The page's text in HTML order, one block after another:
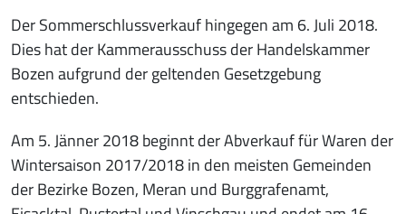
Der Sommerschlussverkauf hingegen am 6. Juli 2018.
Dies hat der Kammerausschuss der Handelskammer
Bozen aufgrund der geltenden Gesetzgebung
entschieden.
Am 5. Jänner 2018 beginnt der Abverkauf für Waren der
Wintersaison 2017/2018 in den meisten Gemeinden
der Bezirke Bozen, Meran und Burggrafenamt,